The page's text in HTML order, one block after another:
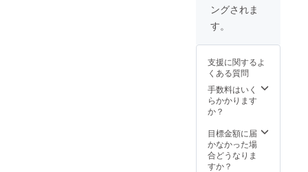
ングされま
す。
支援に関するよ
くある質問
手数料はいく
らかかります
か？
目標金額に届
かなかった場
合どうなりま
すか？